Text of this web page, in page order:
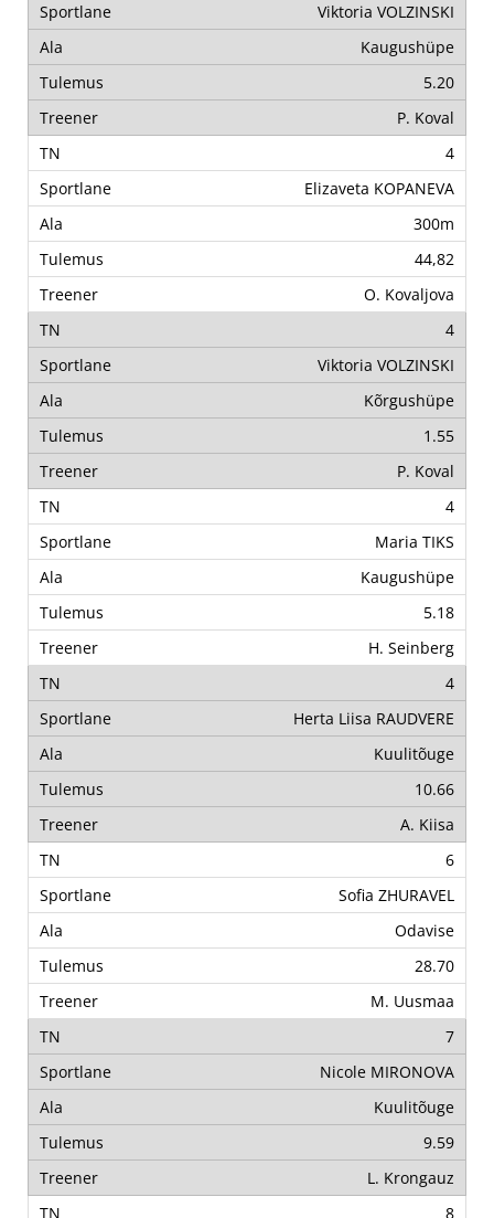
Viktoria VOLZINSKI
Kaugushüpe
5.20
P. Koval
4
Elizaveta KOPANEVA
300m
44,82
O. Kovaljova
4
Viktoria VOLZINSKI
Kõrgushüpe
1.55
P. Koval
4
Maria TIKS
Kaugushüpe
5.18
H. Seinberg
4
Herta Liisa RAUDVERE
Kuulitõuge
10.66
A. Kiisa
6
Sofia ZHURAVEL
Odavise
28.70
M. Uusmaa
7
Nicole MIRONOVA
Kuulitõuge
9.59
L. Krongauz
8